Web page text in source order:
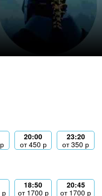
р
20:00
от450 р
23:20
от350 р
р
18:50
от 1700 р
20:45
от 1700 р